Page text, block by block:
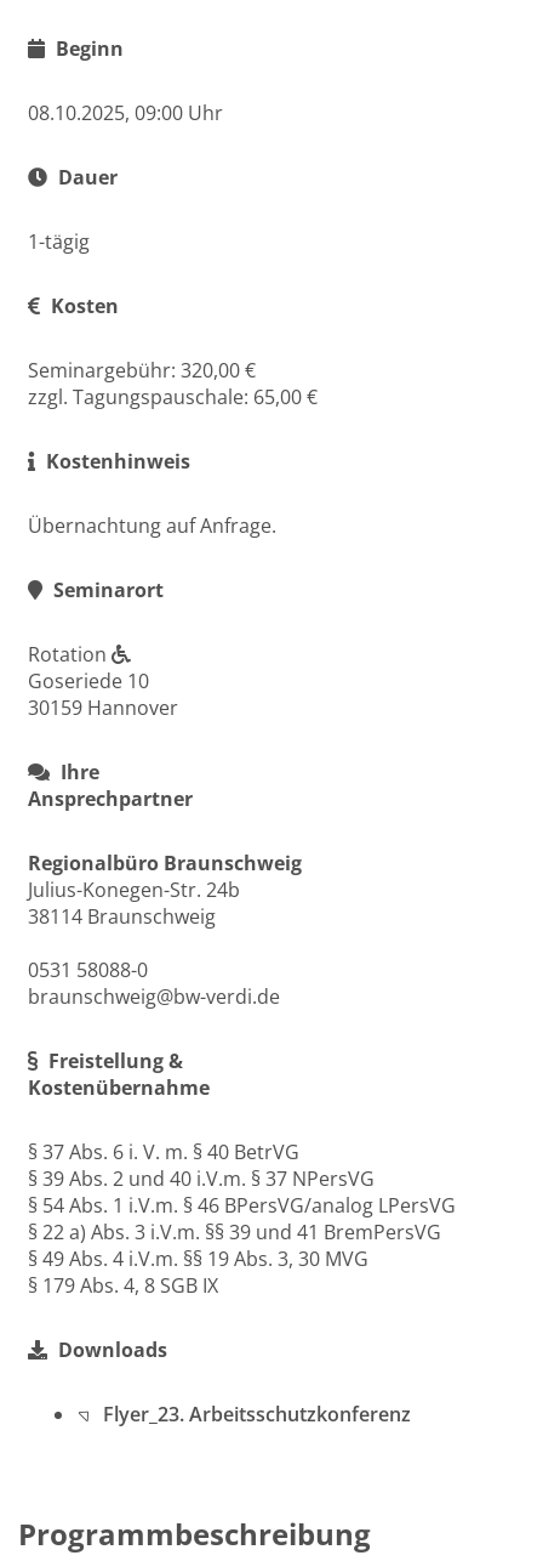
Beginn
08.10.2025, 09:00 Uhr
Dauer
1-tägig
Kosten
Seminargebühr: 320,00 €
zzgl. Tagungspauschale: 65,00 €
Kostenhinweis
Übernachtung auf Anfrage.
Seminarort
Rotation
Goseriede 10
30159 Hannover
Ihre
Ansprechpartner
Regionalbüro Braunschweig
Julius-Konegen-Str. 24b
38114 Braunschweig
0531 58088-0
braunschweig@bw-verdi.de
Freistellung &
Kostenübernahme
§ 37 Abs. 6 i. V. m. § 40 BetrVG
§ 39 Abs. 2 und 40 i.V.m. § 37 NPersVG
§ 54 Abs. 1 i.V.m. § 46 BPersVG/analog LPersVG
§ 22 a) Abs. 3 i.V.m. §§ 39 und 41 BremPersVG
§ 49 Abs. 4 i.V.m. §§ 19 Abs. 3, 30 MVG
§ 179 Abs. 4, 8 SGB IX
Downloads
Flyer_23. Arbeitsschutzkonferenz
Programmbeschreibung